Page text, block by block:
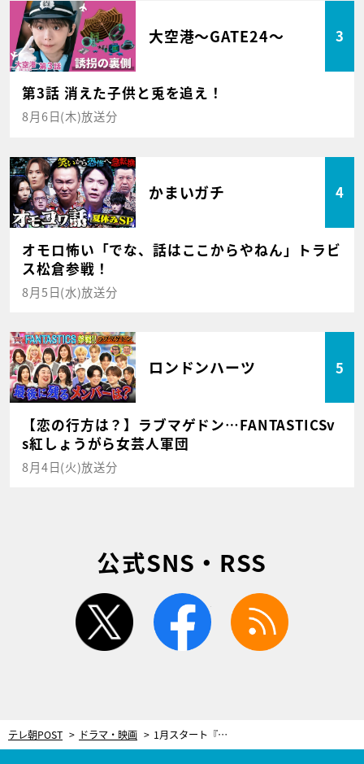
大空港～GATE24～ 3
第3話 消えた子供と兎を追え！
8月6日(木)放送分
かまいガチ 4
オモロ怖い「でな、話はここからやねん」トラビ
ス松倉参戦！
8月5日(水)放送分
ロンドンハーツ 5
【恋の行方は？】ラブマゲドン…FANTASTICSv
s紅しょうがら女芸人軍団
8月4日(火)放送分
公式SNS・RSS
twitter facebook
テレ朝POST ドラマ・映画 1月スタート『おコメの女』5人目の共演者は戸次重幸！“自分史上最強”の嫌な上司に